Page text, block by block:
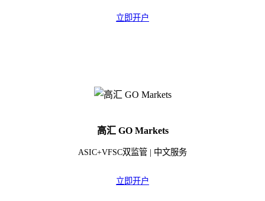
立即开户
高汇 GO Markets
ASIC+VFSC双监管 | 中文服务
立即开户